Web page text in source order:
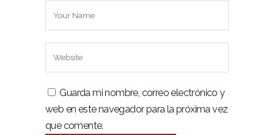
Guarda mi nombre, correo electrónico y
web en este navegador para la próxima vez
que comente.